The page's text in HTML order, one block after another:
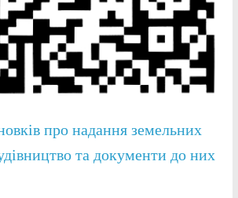
про надання земельних
та документи до них